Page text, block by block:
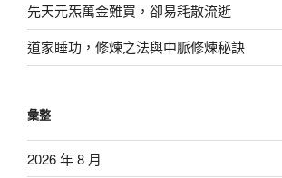
先天元炁萬金難買，卻易耗散流逝
道家睡功，修煉之法與中脈修煉秘訣
彙整
2026 年 8 月